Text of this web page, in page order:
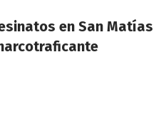
en San Matías